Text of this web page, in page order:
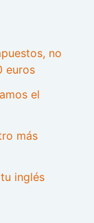
no
euros
el
más
inglés